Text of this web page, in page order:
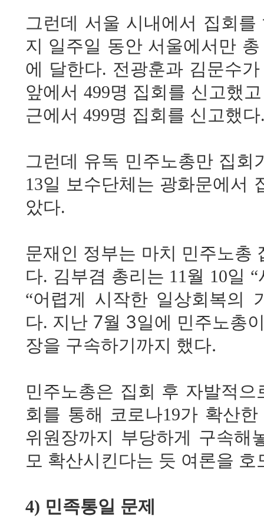
그런데 서울 시내에서 집회
지 일주일 동안 서울에서만
에 달한다. 전광훈과 김문수
앞에서 499명 집회를 신고했
근에서 499명 집회를 신고했
그런데 유독 민주노총만 집회
13일 보수단체는 광화문에서
았다.
문재인 정부는 마치 민주노총
다. 김부겸 총리는 11월 10일
“어렵게 시작한 일상회복의
다. 지난 7월 3일에 민주노총
장을 구속하기까지 했다.
민주노총은 집회 후 자발적
회를 통해 코로나19가 확산
위원장까지 부당하게 구속해
모 확산시킨다는 듯 여론을
4) 민족통일 문제